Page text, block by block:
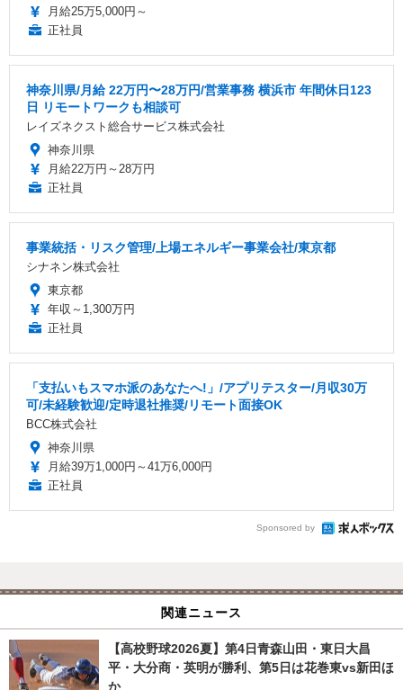
月給25万5,000円～
正社員
神奈川県/月給 22万円〜28万円/営業事務 横浜市 年間休日123
日 リモートワークも相談可
レイズネクスト総合サービス株式会社
神奈川県
月給22万円～28万円
正社員
事業統括・リスク管理/上場エネルギー事業会社/東京都
シナネン株式会社
東京都
年収～1,300万円
正社員
「支払いもスマホ派のあなたへ!」/アプリテスター/月収30万
可/未経験歓迎/定時退社推奨/リモート面接OK
BCC株式会社
神奈川県
月給39万1,000円～41万6,000円
正社員
Sponsored by
関連ニュース
【高校野球2026夏】第4日青森山田・東日大昌
平・大分商・英明が勝利、第5日は花巻東vs新田ほ
か